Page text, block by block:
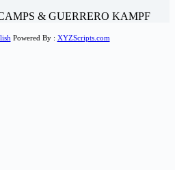
& GUERRERO KAMPF
Powered By : XYZScripts.com